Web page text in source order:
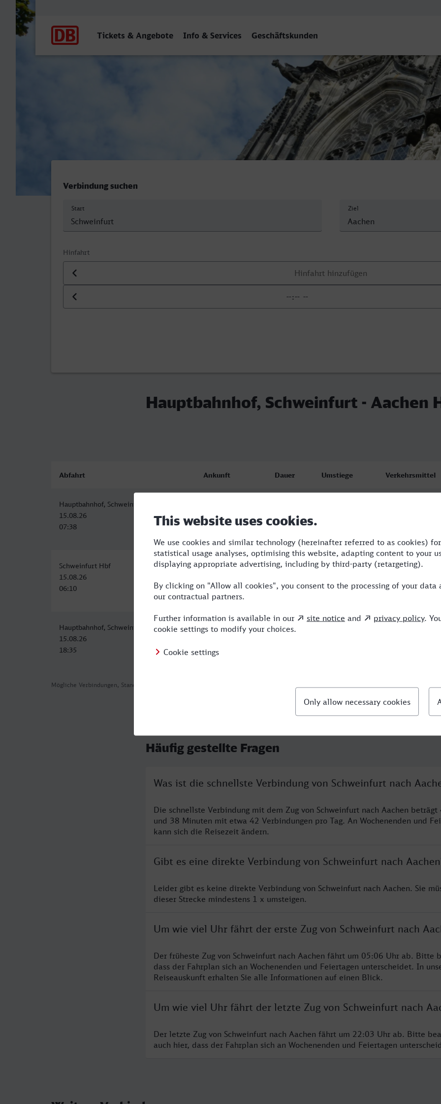
Tickets & Angebote Info & Services Geschäftskunden
Hauptbahnhof, Schweinfurt - Aachen Hbf
Verbindung suchen
Start Ziel
Hinfahrt
Datum der Hinfahrt
Uhrzeit der Hinfahrt
Hauptbahnhof, Schweinfurt - Aachen
Mögliche Verbindungen, Stand: 2026-08-01 06:16
Abfahrt Ankunft Dauer Umstiege Verkehrsmittel
Hauptbahnhof, Schweinfurt
15.08.26
07:38
15.08.26
12:16
Schweinfurt Hbf
15.08.26
06:10
Aachen Hbf
12:07
5:57 3 RE,ICE,NX,EB
Hauptbahnhof, Schweinfurt
15.08.26
18:35
Aachen Hbf
23:40
5:05
Häufig gestellte Fragen
Was ist die schnellste Verbindung von Schweinfurt nach
Die schnellste Verbindung mit dem Zug von Schweinfurt nach Aachen beträgt
und 38 Minuten mit etwa 42 Verbindungen pro Tag. An Wochenenden und
kann sich die Reisezeit ändern.
Gibt es eine direkte Verbindung von Schweinfurt nach
Leider gibt es keine direkte Verbindung von Schweinfurt nach Aachen. Sie
dieser Strecke mindestens 1 x umsteigen.
Um wie viel Uhr fährt der erste Zug von Schweinfurt nach
Der früheste Zug von Schweinfurt nach Aachen fährt um 05:06 Uhr ab. Bitte
dass der Fahrplan sich an Wochenenden und Feiertagen unterscheidet. In
Reiseauskunft erhalten Sie alle Informationen auf einen Blick.
Um wie viel Uhr fährt der letzte Zug von Schweinfurt nach
Der letzte Zug von Schweinfurt nach Aachen fährt um 22:03 Uhr ab. Bitte
auch hier, dass der Fahrplan sich an Wochenenden und Feiertagen